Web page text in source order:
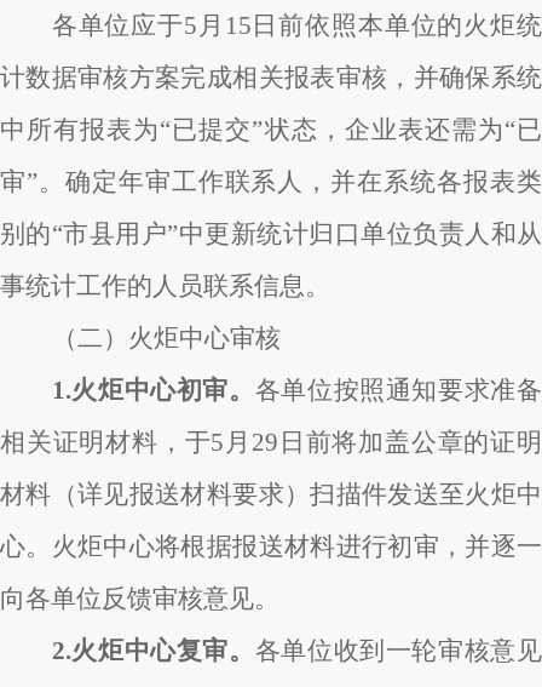
各单位应于5月15日前依照本单位的火炬统
计数据审核方案完成相关报表审核，并确保系统
中所有报表为“已提交”状态，企业表还需为“已
审”。确定年审工作联系人，并在系统各报表类
别的“市县用户”中更新统计归口单位负责人和从
事统计工作的人员联系信息。
（二）火炬中心审核
1.火炬中心初审。 各单位按照通知要求准备
相关证明材料，于5月29日前将加盖公章的证明
材料（详见报送材料要求）扫描件发送至火炬中
心。火炬中心将根据报送材料进行初审，并逐一
向各单位反馈审核意见。
2.火炬中心复审。 各单位收到一轮审核意见